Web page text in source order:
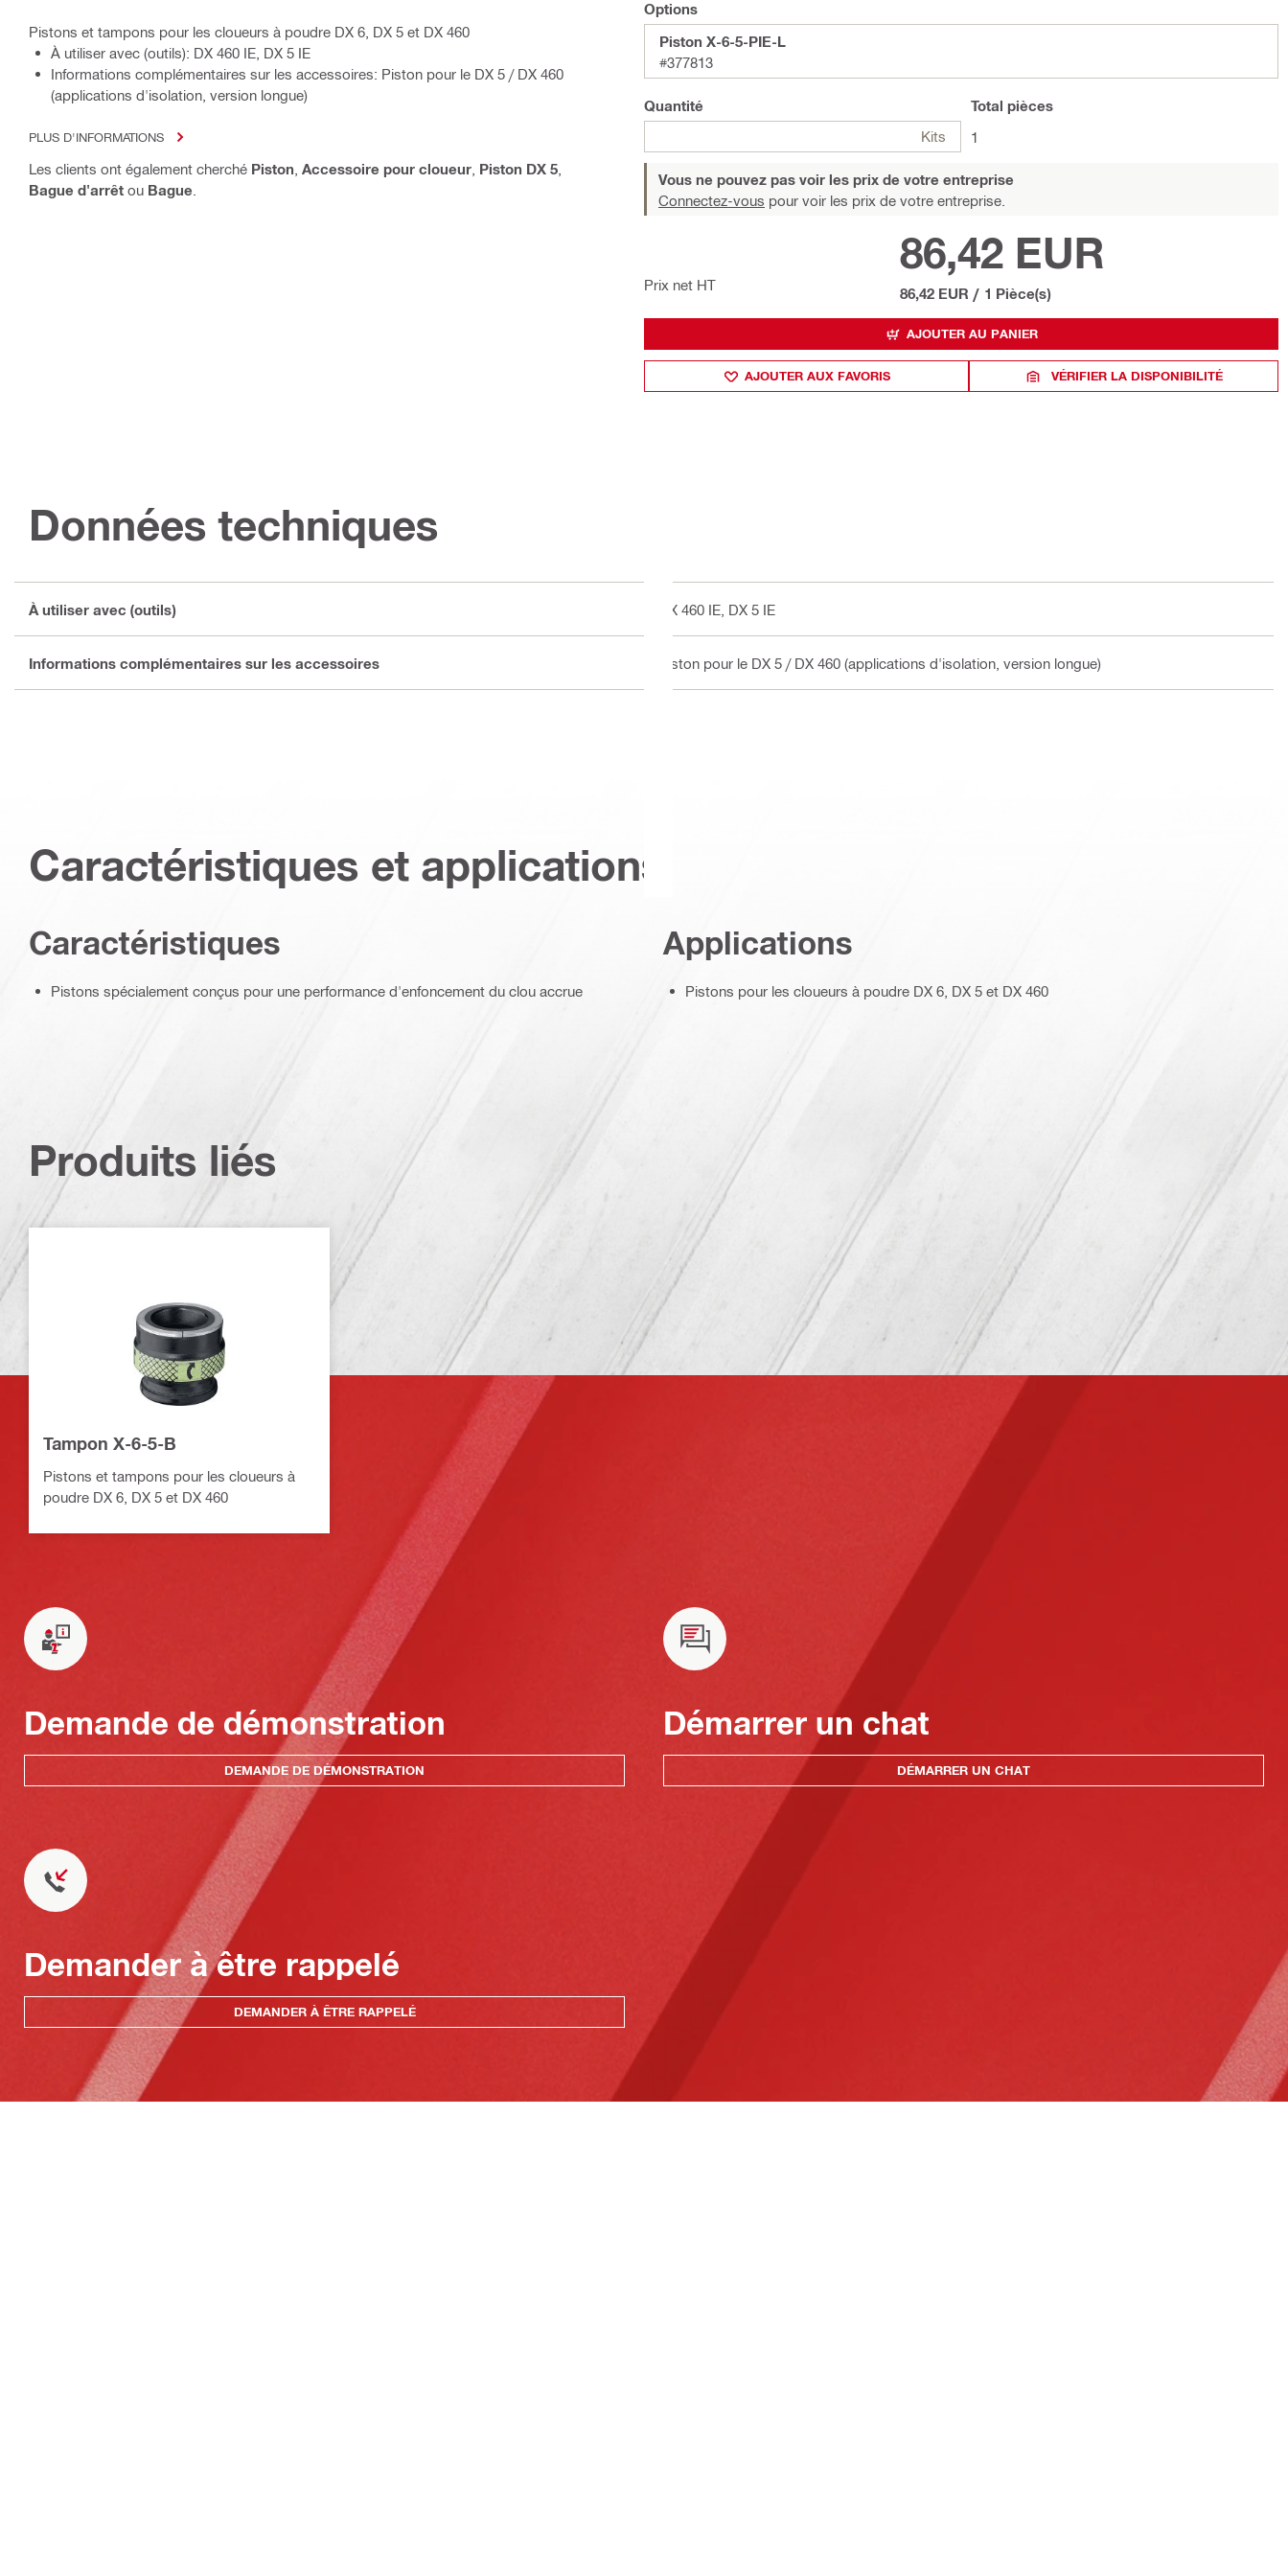
Pistons et tampons pour les cloueurs à poudre DX 6, DX 5 et DX 460
À utiliser avec (outils): DX 460 IE, DX 5 IE
Informations complémentaires sur les accessoires: Piston pour le DX 5 / DX 460
(applications d'isolation, version longue)
PLUS D'INFORMATIONS
Les clients ont également cherché Piston Accessoire pour cloueur Piston DX 5
Bague d'arrêt ou Bague
Options
Piston X-6-5-PIE-L
#377813
Quantité
Kits
Total pièces
1
Vous ne pouvez pas voir les prix de votre entreprise
Connectez-vous pour voir les prix de votre entreprise.
Prix net HT
86,42 EUR
86,42 EUR / 1 Pièce(s)
AJOUTER AU PANIER
AJOUTER AUX FAVORIS VÉRIFIER LA DISPONIBILITÉ
Données techniques
À utiliser avec (outils) DX 460 IE, DX 5 IE
Informations complémentaires sur les accessoires Piston pour le DX 5 / DX 460 (applications d'isolation, version longue)
Caractéristiques et applications
Caractéristiques
Pistons spécialement conçus pour une performance d'enfoncement du clou accrue
Applications
Pistons pour les cloueurs à poudre DX 6, DX 5 et DX 460
Produits liés
Tampon X-6-5-B
Pistons et tampons pour les cloueurs à
poudre DX 6, DX 5 et DX 460
Demande de démonstration
DEMANDE DE DÉMONSTRATION
Démarrer un chat
DÉMARRER UN CHAT
Demander à être rappelé
DEMANDER À ÊTRE RAPPELÉ